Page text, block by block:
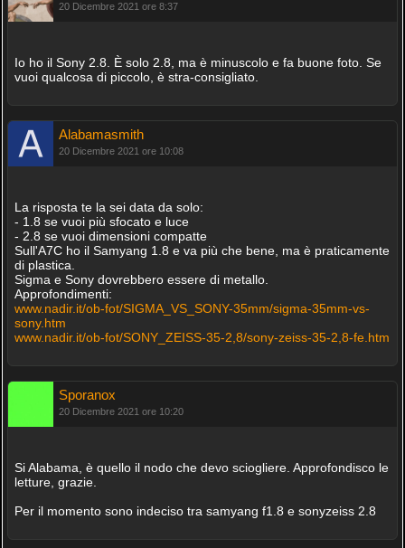
20 Dicembre 2021 ore 8:37
Io ho il Sony 2.8. È solo 2.8, ma è minuscolo e fa buone foto. Se
vuoi qualcosa di piccolo, è stra-consigliato.
Alabamasmith
20 Dicembre 2021 ore 10:08
La risposta te la sei data da solo:
- 1.8 se vuoi più sfocato e luce
- 2.8 se vuoi dimensioni compatte
Sull'A7C ho il Samyang 1.8 e va più che bene, ma è praticamente
di plastica.
Sigma e Sony dovrebbero essere di metallo.
Approfondimenti:
www.nadir.it/ob-fot/SIGMA_VS_SONY-35mm/sigma-35mm-vs-
sony.htm
www.nadir.it/ob-fot/SONY_ZEISS-35-2,8/sony-zeiss-35-2,8-fe.htm
Sporanox
20 Dicembre 2021 ore 10:20
Si Alabama, è quello il nodo che devo sciogliere. Approfondisco le
letture, grazie.
Per il momento sono indeciso tra samyang f1.8 e sonyzeiss 2.8